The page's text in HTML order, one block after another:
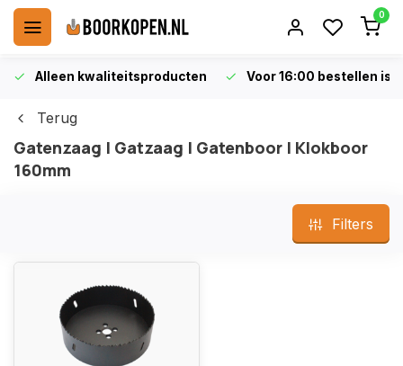
0
Alleen kwaliteitsproducten Voor 16:00 bestellen is
Terug
Gatenzaag | Gatzaag | Gatenboor | Klokboor
160mm
Filters